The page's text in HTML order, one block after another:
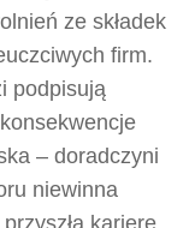
ze składek
firm.
podpisują
– doradczyni
niewinna
karierę